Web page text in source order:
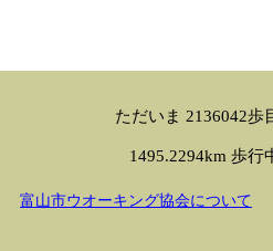
ただいま 2136042歩
1495.2294km 歩行
富山市ウオーキング協会について